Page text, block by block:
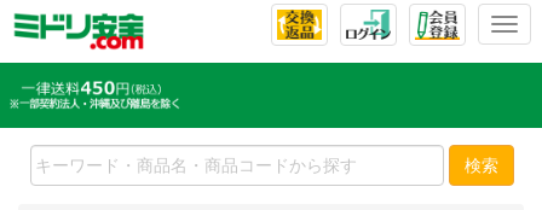
T
l
e
n
検索